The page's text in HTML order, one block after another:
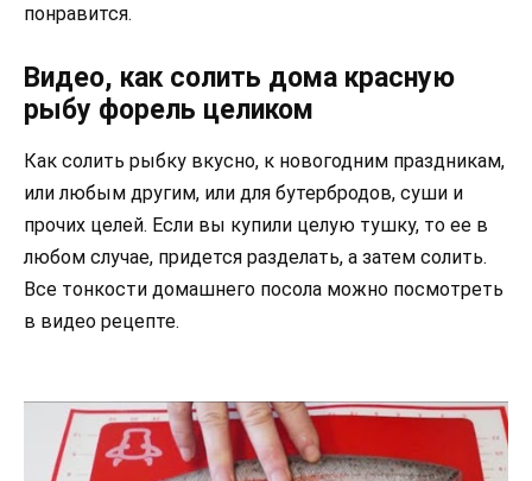
понравится.
Видео, как солить дома красную
рыбу форель целиком
Как солить рыбку вкусно, к новогодним праздникам,
или любым другим, или для бутербродов, суши и
прочих целей. Если вы купили целую тушку, то ее в
любом случае, придется разделать, а затем солить.
Все тонкости домашнего посола можно посмотреть
в видео рецепте.